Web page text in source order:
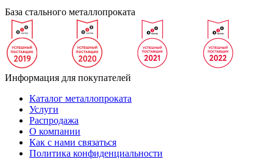
База стального металлопроката
Информация для покупателей
Каталог металлопроката
Услуги
Распродажа
О компании
Как с нами связаться
Политика конфиденциальности